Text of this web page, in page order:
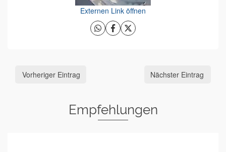
Externen Link öffnen
Vorheriger Eintrag Nächster Eintrag
Empfehlungen